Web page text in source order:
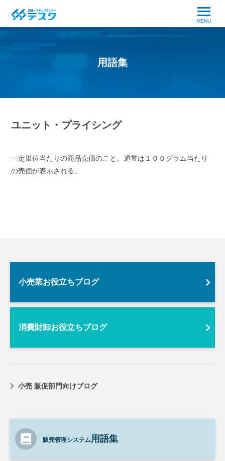
MENU
用語集
ユニット・プライシング
一定単位当たりの商品売価のこと。通常は１００グラム当たり
の売価が表示される。
小売業お役立ちブログ
消費財卸お役立ちブログ
小売 販促部門向けブログ
販売管理システム用語集